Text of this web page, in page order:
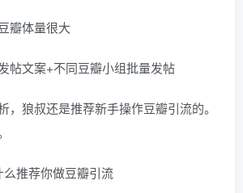
瓣体量很大
帖文案+不同豆瓣小组批量发帖
，狼叔还是推荐新手操作豆瓣引流的。
推荐你做豆瓣引流